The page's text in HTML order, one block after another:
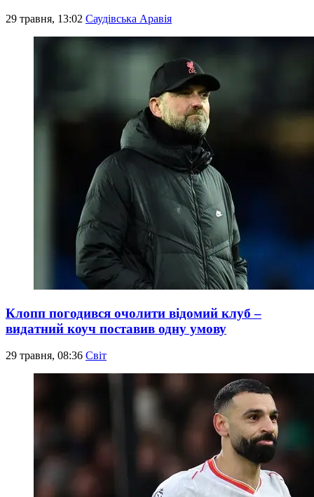
29 травня, 13:02 Саудівська Аравія
Клопп погодився очолити відомий клуб –
видатний коуч поставив одну умову
29 травня, 08:36 Світ